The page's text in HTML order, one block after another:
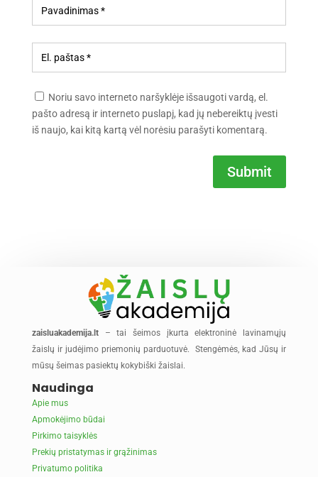
Noriu savo interneto naršyklėje išsaugoti vardą, el.
pašto adresą ir interneto puslapį, kad jų nebereiktų įvesti
iš naujo, kai kitą kartą vėl norėsiu parašyti komentarą.
Submit
zaisluakademija.lt
– tai šeimos įkurta elektroninė lavinamųjų
žaislų ir judėjimo priemonių parduotuvė. Stengėmės, kad Jūsų ir
mūsų šeimas pasiektų kokybiški žaislai.
Naudinga
Apie mus
Apmokėjimo būdai
Pirkimo taisyklės
Prekių pristatymas ir grąžinimas
Privatumo politika